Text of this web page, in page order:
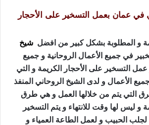
عمان بعمل التسخير على الأحجار
و المطلوبة بشكل كبير من افضل شيخ
في جميع الأعمال الروحانية و جميع
عمل التسخير على الأحجار الكريمة و التي
الأعمال و لدى الشيخ الروحاني المنفذ
التي يتم من خلالها العمل و هي طرق
و ليس لها وقت للانتهاء و يتم التسخير
لجلب الحبيب و لعمل الطاعة العمياء و